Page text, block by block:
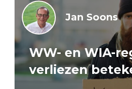
Jan Soons
WW- en WIA-
verliezen